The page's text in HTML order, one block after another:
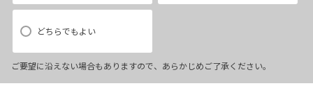
どちらでもよい
ご要望に沿えない場合もありますので、あらかじめご了承ください。